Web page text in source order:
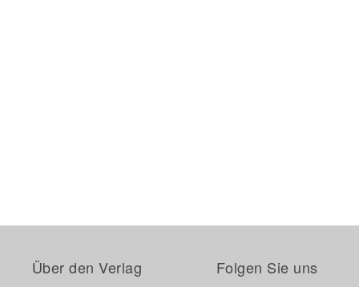
Über den Verlag Folgen Sie uns